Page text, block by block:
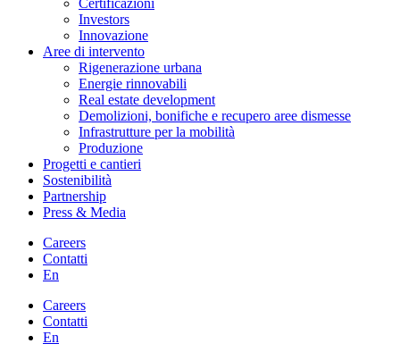
Certificazioni
Investors
Innovazione
Aree di intervento
Rigenerazione urbana
Energie rinnovabili
Real estate development
Demolizioni, bonifiche e recupero aree dismesse
Infrastrutture per la mobilità
Produzione
Progetti e cantieri
Sostenibilità
Partnership
Press & Media
Careers
Contatti
En
Careers
Contatti
En